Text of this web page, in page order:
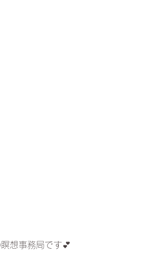
想事務局です💕